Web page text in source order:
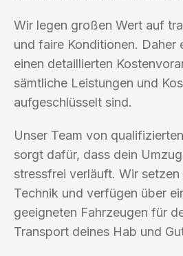
Wir legen großen Wert auf
und faire Konditionen. Daher
einen detaillierten
sämtliche Leistungen und
aufgeschlüsselt sind.
Unser Team von
sorgt dafür, dass dein
stressfrei verläuft. Wir
Technik und verfügen über
geeigneten Fahrzeugen für
Transport deines Hab und